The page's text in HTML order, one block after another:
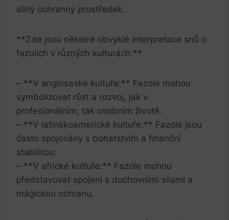
silný ochranný prostředek.
**Zde jsou některé obvyklé interpretace snů o
fazolích v různých kulturách:**
– **V anglosaské kultuře:** Fazole mohou
symbolizovat růst a rozvoj, jak v
profesionálním, tak osobním životě.
– **V latinskoamerické kultuře:** Fazole jsou
často spojovány s bohatstvím a finanční
stabilitou.
– **V africké kultuře:** Fazole mohou
představovat spojení s duchovními silami a
mágickou ochranu.